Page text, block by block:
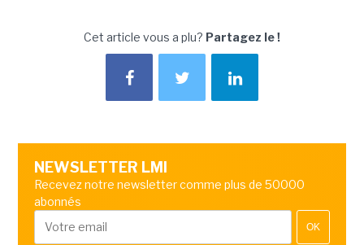
Cet article vous a plu? Partagez le !
NEWSLETTER LMI
Recevez notre newsletter comme plus de 50000
abonnés
OK